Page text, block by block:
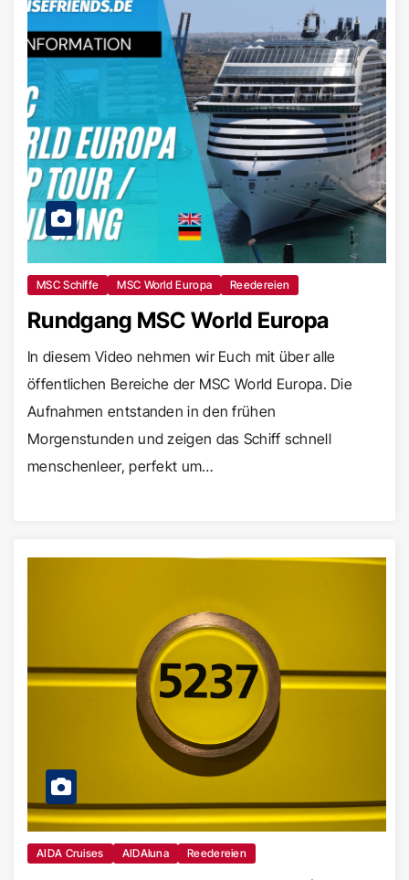
MSC Schiffe MSC World Europa Reedereien
Rundgang MSC World Europa
In diesem Video nehmen wir Euch mit über alle
öffentlichen Bereiche der MSC World Europa. Die
Aufnahmen entstanden in den frühen
Morgenstunden und zeigen das Schiff schnell
menschenleer, perfekt um…
AIDA Cruises AIDAluna Reedereien